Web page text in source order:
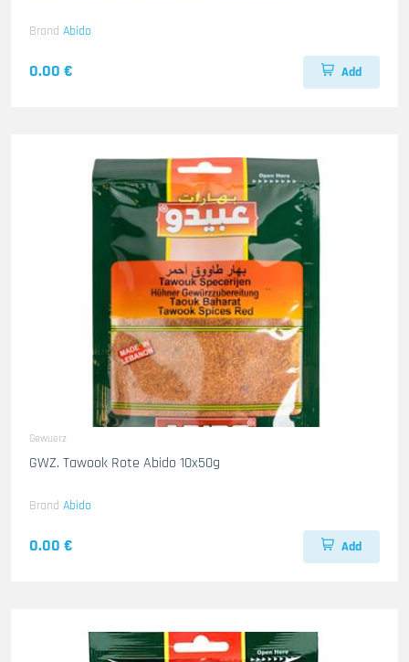
Brand Abido
0.00 € Add
Gewuerz
GWZ. Tawook Rote Abido 10x50g
Brand Abido
0.00 € Add